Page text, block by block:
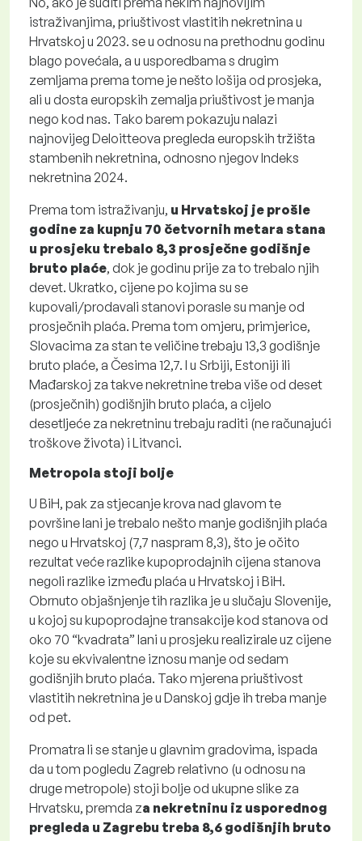
istraživanjima, priuštivost vlastitih nekretnina u
Hrvatskoj u 2023. se u odnosu na prethodnu godinu
blago povećala, a u usporedbama s drugim
zemljama prema tome je nešto lošija od prosjeka,
ali u dosta europskih zemalja priuštivost je manja
nego kod nas. Tako barem pokazuju nalazi
najnovijeg Deloitteova pregleda europskih tržišta
stambenih nekretnina, odnosno njegov Indeks
nekretnina 2024.
Prema tom istraživanju, u Hrvatskoj je prošle
godine za kupnju 70 četvornih metara stana
u prosjeku trebalo 8,3 prosječne godišnje
bruto plaće, dok je godinu prije za to trebalo njih
devet. Ukratko, cijene po kojima su se
kupovali/prodavali stanovi porasle su manje od
prosječnih plaća. Prema tom omjeru, primjerice,
Slovacima za stan te veličine trebaju 13,3 godišnje
bruto plaće, a Česima 12,7. I u Srbiji, Estoniji ili
Mađarskoj za takve nekretnine treba više od deset
(prosječnih) godišnjih bruto plaća, a cijelo
desetljeće za nekretninu trebaju raditi (ne računajući
troškove života) i Litvanci.
Metropola stoji bolje
U BiH, pak za stjecanje krova nad glavom te
površine lani je trebalo nešto manje godišnjih plaća
nego u Hrvatskoj (7,7 naspram 8,3), što je očito
rezultat veće razlike kupoprodajnih cijena stanova
negoli razlike između plaća u Hrvatskoj i BiH.
Obrnuto objašnjenje tih razlika je u slučaju Slovenije,
u kojoj su kupoprodajne transakcije kod stanova od
oko 70 “kvadrata” lani u prosjeku realizirale uz cijene
koje su ekvivalentne iznosu manje od sedam
godišnjih bruto plaća. Tako mjerena priuštivost
vlastitih nekretnina je u Danskoj gdje ih treba manje
od pet.
Promatra li se stanje u glavnim gradovima, ispada
da u tom pogledu Zagreb relativno (u odnosu na
druge metropole) stoji bolje od ukupne slike za
Hrvatsku, premda za nekretninu iz usporednog
pregleda u Zagrebu treba 8,6 godišnjih bruto